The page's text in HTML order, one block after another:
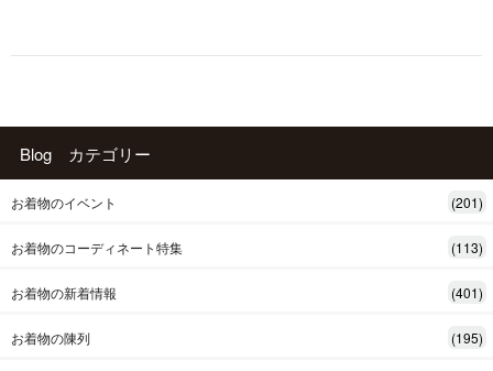
Blog カテゴリー
お着物のイベント (201)
お着物のコーディネート特集 (113)
お着物の新着情報 (401)
お着物の陳列 (195)